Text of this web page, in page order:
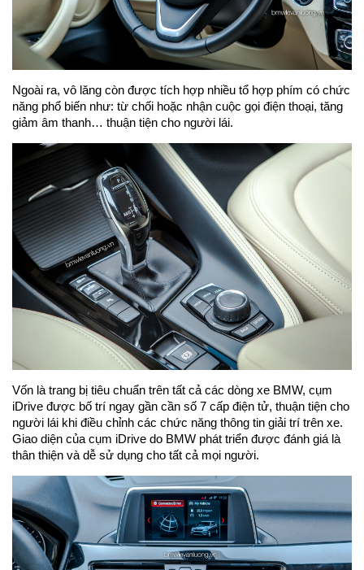
Ngoài ra, vô lăng còn được tích hợp nhiều tổ hợp phím có chức
năng phổ biến như: từ chối hoặc nhận cuộc gọi điện thoại, tăng
giảm âm thanh… thuận tiện cho người lái.
Vốn là trang bị tiêu chuẩn trên tất cả các dòng xe BMW, cụm
iDrive được bố trí ngay gần cần số 7 cấp điện tử, thuận tiện cho
người lái khi điều chỉnh các chức năng thông tin giải trí trên xe.
Giao diện của cụm iDrive do BMW phát triển được đánh giá là
thân thiện và dễ sử dụng cho tất cả mọi người.